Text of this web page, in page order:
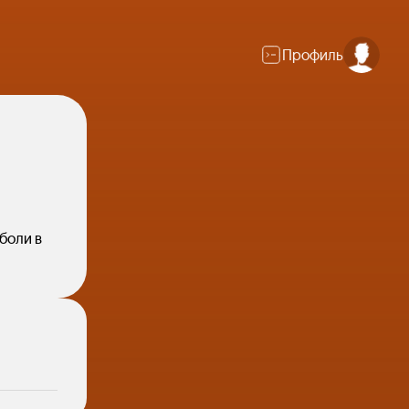
Профиль
в